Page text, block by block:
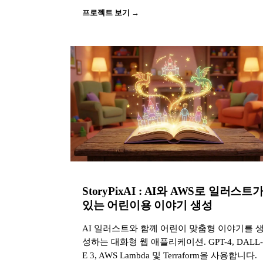
프로젝트 보기 →
StoryPixAI : AI와 AWS로 일러스트가
있는 어린이용 이야기 생성
AI 일러스트와 함께 어린이 맞춤형 이야기를
성하는 대화형 웹 애플리케이션. GPT-4, DALL-
E 3, AWS Lambda 및 Terraform을 사용합니다.